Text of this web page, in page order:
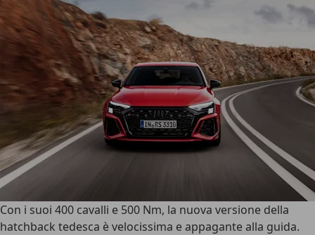
Con i suoi 400 cavalli e 500 Nm, la nuova versione della
hatchback tedesca è velocissima e appagante alla guida.